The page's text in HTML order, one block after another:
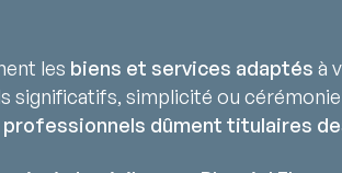
les biens et services adaptés à
significatifs, simplicité ou
professionnels dûment titulaires